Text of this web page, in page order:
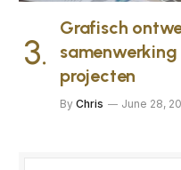
Grafisch
projecten
By Chris June 28,